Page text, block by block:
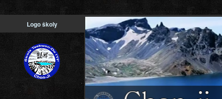
Logo školy